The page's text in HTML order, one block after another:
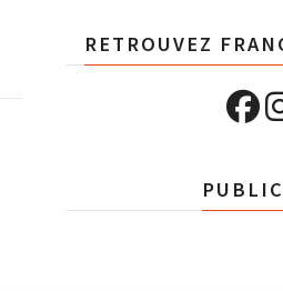
RETROUVEZ